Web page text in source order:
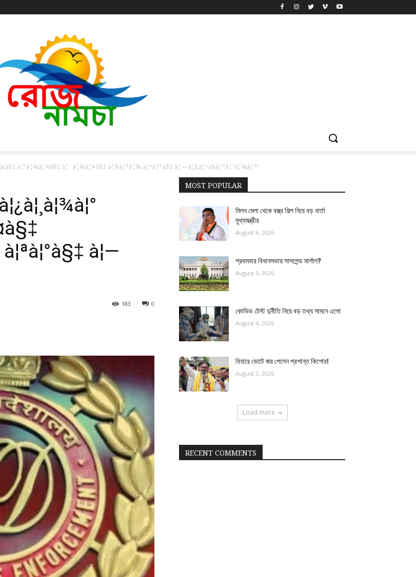
à¦¹à¦¾à¦¤à§‡ à¦¨à¦¾à¦¤à§‡ à¦§à¦°à¦¾ à¦ªà¦°à§‡ à¦—à¦£à¦ªà§à¦°à¦¹à¦¾à¦°!
à¦—
0
183
MOST POPULAR
মিলন মেলা থেকে বস্ত্র শিল্প নিয়ে বড় বার্তা
মুখ্যমন্ত্রীর
August 6, 2026
প্রথমবার বিধানসভায় সাসপেন্ড মার্শাল?
August 5, 2026
কোভিড টেস্ট দুর্নীতি নিয়ে বড় তথ্য সামনে এলো
August 4, 2026
বিহারে ভোটে জয় পেলেন প্রশান্ত কিশোর!
August 3, 2026
Load more
RECENT COMMENTS